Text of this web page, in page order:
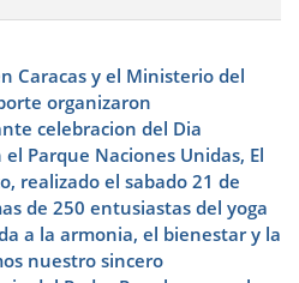
Caracas y el Ministerio del
organizaron
celebracion del Dia
Parque Naciones Unidas, El
realizado el sabado 21 de
de 250 entusiastas del yoga
a la armonia, el bienestar y la
nuestro sincero